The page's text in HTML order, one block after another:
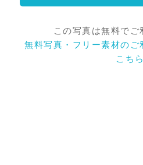
この写真は無料でご
無料写真・フリー素材のご
こちら